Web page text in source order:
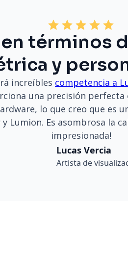
términos
y
increíbles competencia a
una precisión
lo que creo que es
Lumion. Es asombrosa la
impresionada!
Lucas Vercia
Artista de